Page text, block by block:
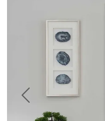
Previous